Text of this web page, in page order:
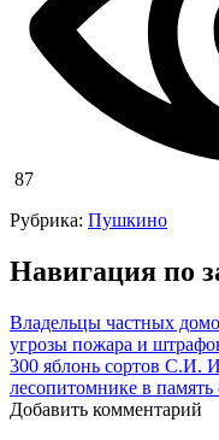
87
Рубрика: Пушкино
Навигация по
Владельцы частных
угрозы пожара и
300 яблонь сортов С.И.
лесопитомнике в
Добавить комментарий